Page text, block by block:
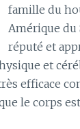
famille du
Amérique du
réputé et
et
efficace
le corps